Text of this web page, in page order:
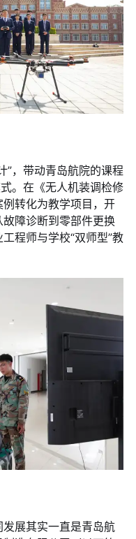
”，带动青岛航院的课程
。在《无人机装调检修
转化为教学项目，开
障诊断到零部件更换
程师与学校“双师型”教
展其实一直是青岛航